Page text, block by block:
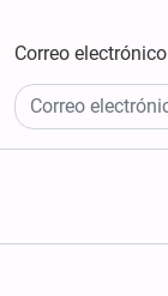
Correo electrónico